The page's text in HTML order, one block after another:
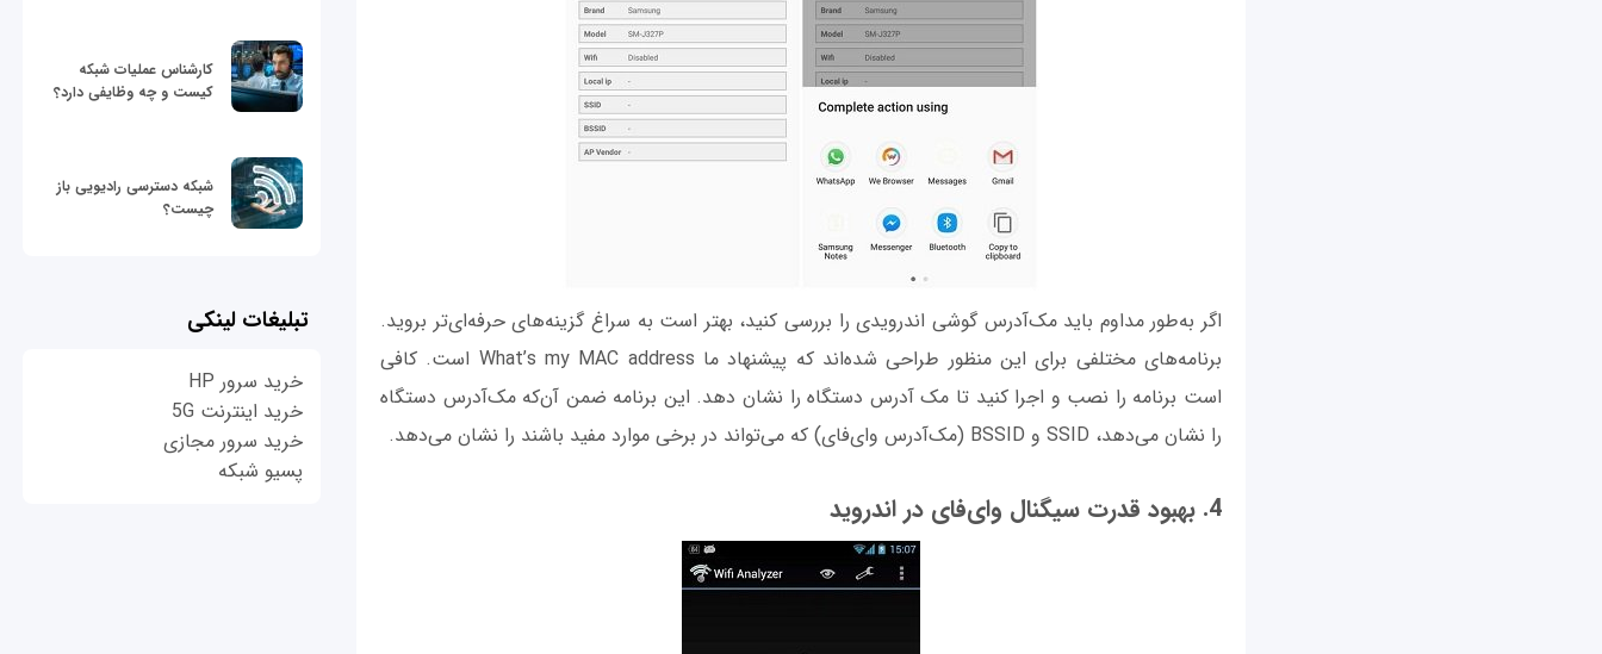
اگر به‌طور مداوم باید مک‌آدرس گوشی اندرویدی را بررسی کنید، بهتر است به سراغ گزینه‌های حرفه‌ای‌تر بروید.
برنامه‌های مختلفی برای این منظور طراحی شده‌اند که پیشنهاد ما What’s my MAC address است. کافی
است برنامه را نصب و اجرا کنید تا مک آدرس دستگاه را نشان دهد. این برنامه ضمن آن‌که مک‌آدرس دستگاه
را نشان می‌دهد، SSID و BSSID (مک‌آدرس وای‌فای) که می‌تواند در برخی موارد مفید باشند را نشان می‌دهد.
4. بهبود قدرت سیگنال وای‌فای در اندروید
کارشناس عملیات شبکه
کیست و چه وظایفی دارد؟
شبکه دسترسی رادیویی باز
چیست؟
تبلیغات لینکی
خرید سرور HP
خرید اینترنت 5G
خرید سرور مجازی
پسیو شبکه